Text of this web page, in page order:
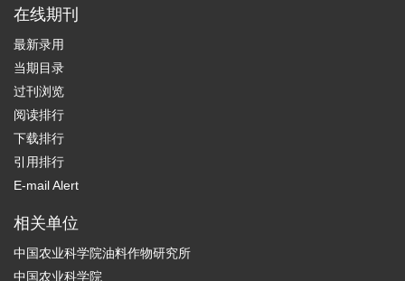
在线期刊
最新录用
当期目录
过刊浏览
阅读排行
下载排行
引用排行
E-mail Alert
相关单位
中国农业科学院油料作物研究所
中国农业科学院